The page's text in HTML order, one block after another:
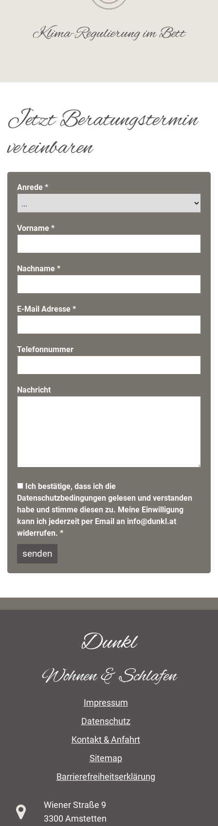
Klima-Regulierung im Bett
Jetzt Beratungstermin
vereinbaren
Anrede *
Vorname *
Nachname *
E-Mail Adresse *
Telefonnummer
Nachricht
Ich bestätige, dass ich die
Datenschutzbedingungen gelesen und verstanden
habe und stimme diesen zu. Meine Einwilligung
kann ich jederzeit per Email an info@dunkl.at
widerrufen. *
Feld
ausfüllen.
Feld
ausfüllen.
Dunkl
Wohnen & Schlafen
Impressum
Datenschutz
Kontakt & Anfahrt
Sitemap
Barrierefreiheitserklärung
Wiener Straße 9
3300 Amstetten